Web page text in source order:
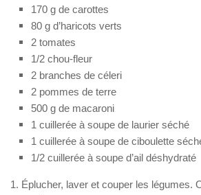
170 g de carottes
80 g d’haricots verts
2 tomates
1/2 chou-fleur
2 branches de céleri
2 pommes de terre
500 g de macaroni
1 cuillerée à soupe de laurier séché
1 cuillerée à soupe de ciboulette
1/2 cuillerée à soupe d’ail déshydraté
1. Éplucher, laver et couper les légumes.